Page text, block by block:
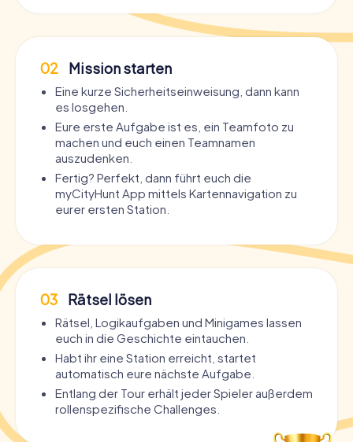
02 Mission starten
Eine kurze Sicherheitseinweisung, dann kann
es losgehen.
Eure erste Aufgabe ist es, ein Teamfoto zu
machen und euch einen Teamnamen
auszudenken.
Fertig? Perfekt, dann führt euch die
myCityHunt App mittels Kartennavigation zu
eurer ersten Station.
03 Rätsel lösen
Rätsel, Logikaufgaben und Minigames lassen
euch in die Geschichte eintauchen.
Habt ihr eine Station erreicht, startet
automatisch eure nächste Aufgabe.
Entlang der Tour erhält jeder Spieler außerdem
rollenspezifische Challenges.